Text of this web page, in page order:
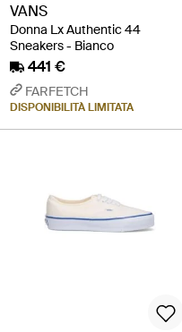
VANS
Donna Lx Authentic 44
Sneakers - Bianco
441 €
FARFETCH
DISPONIBILITÀ LIMITATA